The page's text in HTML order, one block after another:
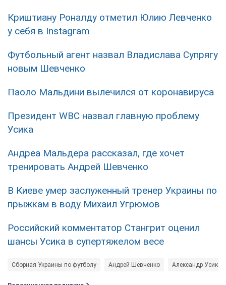
Криштиану Роналду отметил Юлию Левченко
у себя в Instagram
Футбольный агент назвал Владислава Супрягу
новым Шевченко
Паоло Мальдини вылечился от коронавируса
Президент WBC назвал главную проблему
Усика
Андреа Мальдера рассказал, где хочет
тренировать Андрей Шевченко
В Киеве умер заслуженный тренер Украины по
прыжкам в воду Михаил Угрюмов
Российский комментатор Стангрит оценил
шансы Усика в супертяжелом весе
Сборная Украины по футболу Андрей Шевченко Александр Усик